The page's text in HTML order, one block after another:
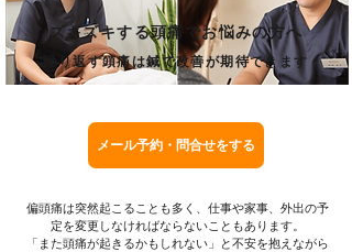
ズキズキする頭痛でお悩みの方へ
繰り返す頭痛は鍼で改善が期待できます
メール予約・問合せをする
偏頭痛は突然起こることも多く、仕事や家事、外出の予
定を変更しなければならないこともあります。
「また頭痛が起きるかもしれない」と不安を抱えながら